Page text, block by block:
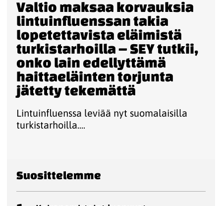
Valtio maksaa korvauksia
lintuinfluenssan takia
lopetettavista eläimistä
turkistarhoilla – SEY tutkii,
onko lain edellyttämä
haittaeläinten torjunta
jätetty tekemättä
Lintuinfluenssa leviää nyt suomalaisilla
turkistarhoilla....
Suosittelemme